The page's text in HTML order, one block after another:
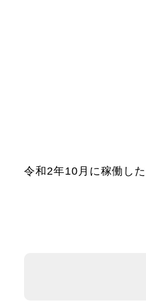
令和2年10月に稼働し